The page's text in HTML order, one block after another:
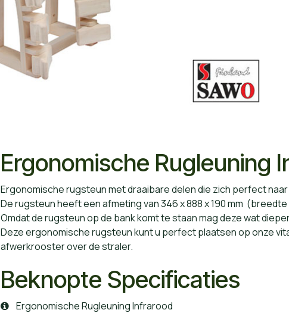
Ergonomische Rugleuning
Ergonomische rugsteun met draaibare delen die zich perfect
De rugsteun heeft een afmeting van 346 x 888 x 190 mm
Omdat de rugsteun op de bank komt te staan mag deze wat
Deze ergonomische rugsteun kunt u perfect plaatsen op onze
afwerkrooster over de straler.
Beknopte Specificaties
Ergonomische Rugleuning Infrarood​